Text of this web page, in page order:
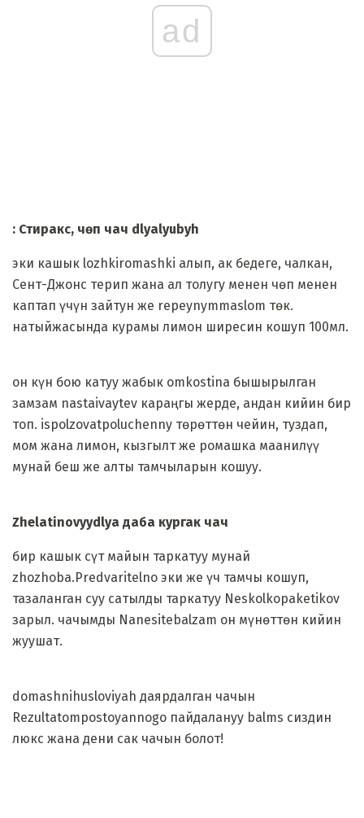
ad
: Стиракс, чөп чач dlyalyubyh
эки кашык lozhkiromashki алып, ак бедеге, чалкан,
Сент-Джонс терип жана ал толугу менен чөп менен
каптап үчүн зайтун же repeynymmaslom төк.
натыйжасында курамы лимон ширесин кошуп 100мл.
он күн бою катуу жабык omkostina бышырылган
замзам nastaivaytev караңгы жерде, андан кийин бир
топ. ispolzovatpoluchenny төрөттөн чейин, туздап,
мом жана лимон, кызгылт же ромашка маанилүү
мунай беш же алты тамчыларын кошуу.
Zhelatinovyydlya даба кургак чач
бир кашык сүт майын таркатуу мунай
zhozhoba.Predvaritelno эки же үч тамчы кошуп,
тазаланган суу сатылды таркатуу Neskolkopaketikov
зарыл. чачымды Nanesitebalzam он мүнөттөн кийин
жуушат.
domashnihusloviyah даярдалган чачын
Rezultatompostoyannogo пайдалануу balms сиздин
люкс жана дени сак чачын болот!